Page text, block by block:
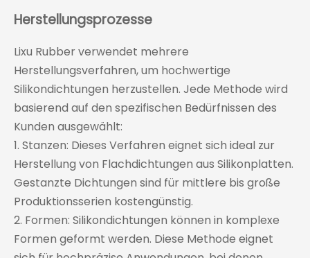
Herstellungsprozesse
Lixu Rubber verwendet mehrere
Herstellungsverfahren, um hochwertige
Silikondichtungen herzustellen. Jede Methode wird
basierend auf den spezifischen Bedürfnissen des
Kunden ausgewählt:
1. Stanzen: Dieses Verfahren eignet sich ideal zur
Herstellung von Flachdichtungen aus Silikonplatten.
Gestanzte Dichtungen sind für mittlere bis große
Produktionsserien kostengünstig.
2. Formen: Silikondichtungen können in komplexe
Formen geformt werden. Diese Methode eignet